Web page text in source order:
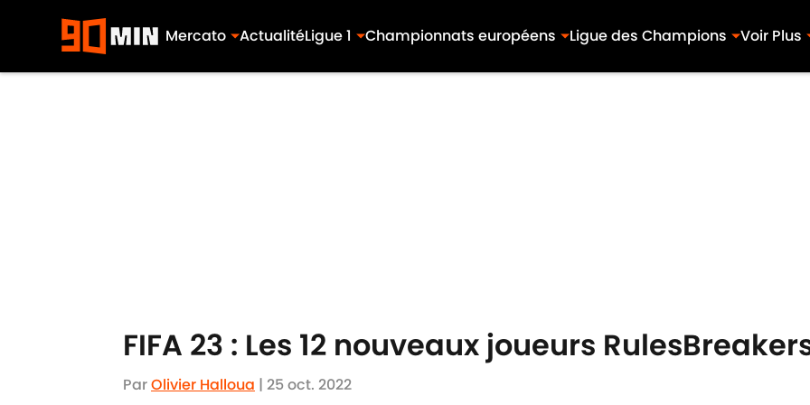
Mercato ActualitéLigue 1 Championnats européens Ligue des Champions Voir Plus
FIFA 23 : Les 12 nouveaux joueurs
ParOlivier Halloua | 25 oct. 2022